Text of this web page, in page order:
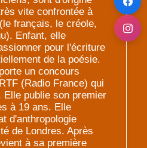
vite confrontée à
français, le créole,
Enfant, elle
pour l'écriture
de la poésie.
un concours
(Radio France) qui
Elle publie son premier
à 19 ans. Elle
d'anthropologie
de Londres. Après
à sa première